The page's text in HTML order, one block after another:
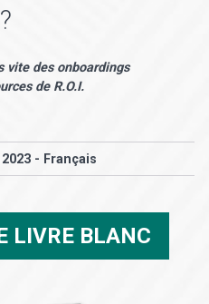
vite des onboardings
de R.O.I.
- Français
LIVRE BLANC